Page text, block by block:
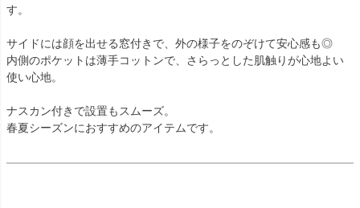
す。
サイドには顔を出せる窓付きで、外の様子をのぞけて安心感も◎
内側のポケットは薄手コットンで、さらっとした肌触りが心地よい
使い心地。
ナスカン付きで設置もスムーズ。
春夏シーズンにおすすめのアイテムです。